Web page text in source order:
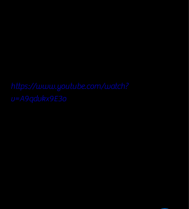
https://www.youtube.com/watch?
v=A9qdvkx9E3o